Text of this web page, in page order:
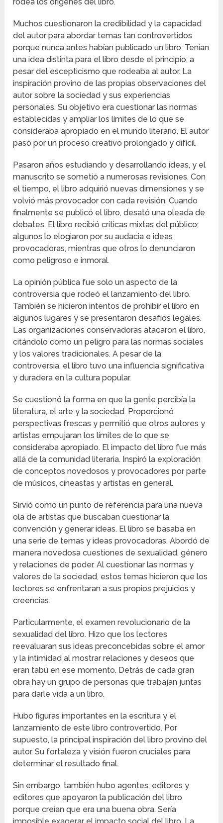
Muchos cuestionaron la credibilidad y la capacidad
del autor para abordar temas tan controvertidos
porque nunca antes habían publicado un libro. Tenían
una idea distinta para el libro desde el principio, a
pesar del escepticismo que rodeaba al autor. La
inspiración provino de las propias observaciones del
autor sobre la sociedad y sus experiencias
personales. Su objetivo era cuestionar las normas
establecidas y ampliar los límites de lo que se
consideraba apropiado en el mundo literario. El autor
pasó por un proceso creativo prolongado y difícil.
Pasaron años estudiando y desarrollando ideas, y el
manuscrito se sometió a numerosas revisiones. Con
el tiempo, el libro adquirió nuevas dimensiones y se
volvió más provocador con cada revisión. Cuando
finalmente se publicó el libro, desató una oleada de
debates. El libro recibió críticas mixtas del público;
algunos lo elogiaron por su audacia e ideas
provocadoras, mientras que otros lo denunciaron
como peligroso e inmoral.
La opinión pública fue solo un aspecto de la
controversia que rodeó el lanzamiento del libro.
También se hicieron intentos de prohibir el libro en
algunos lugares y se presentaron desafíos legales.
Las organizaciones conservadoras atacaron el libro,
citándolo como un peligro para las normas sociales
y los valores tradicionales. A pesar de la
controversia, el libro tuvo una influencia significativa
y duradera en la cultura popular.
Se cuestionó la forma en que la gente percibía la
literatura, el arte y la sociedad. Proporcionó
perspectivas frescas y permitió que otros autores y
artistas empujaran los límites de lo que se
consideraba apropiado. El impacto del libro fue más
allá de la comunidad literaria. Inspiró la exploración
de conceptos novedosos y provocadores por parte
de músicos, cineastas y artistas en general.
Sirvió como un punto de referencia para una nueva
ola de artistas que buscaban cuestionar la
convención y generar ideas. El libro se basaba en
una serie de temas y ideas provocadoras. Abordó de
manera novedosa cuestiones de sexualidad, género
y relaciones de poder. Al cuestionar las normas y
valores de la sociedad, estos temas hicieron que los
lectores se enfrentaran a sus propios prejuicios y
creencias.
Particularmente, el examen revolucionario de la
sexualidad del libro. Hizo que los lectores
reevaluaran sus ideas preconcebidas sobre el amor
y la intimidad al mostrar relaciones y deseos que
eran tabú en ese momento. Detrás de cada gran
obra hay un grupo de personas que trabajan juntas
para darle vida a un libro.
Hubo figuras importantes en la escritura y el
lanzamiento de este libro controvertido. Por
supuesto, la principal inspiración del libro provino del
autor. Su fortaleza y visión fueron cruciales para
determinar el resultado final.
Sin embargo, también hubo agentes, editores y
editores que apoyaron la publicación del libro
porque creían que era una buena obra. Sería